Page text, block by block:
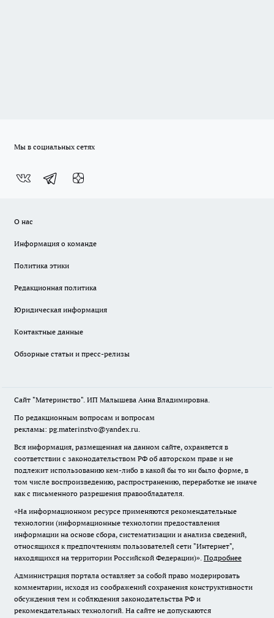
Мы в социальных сетях
О нас
Информация о команде
Политика этики
Редакционная политика
Юридическая информация
Контактные данные
Обзорные статьи и пресс-релизы
Сайт "Материнство". ИП Малышева Анна Владимировна.
По редакционным вопросам и вопросам
рекламы: pg.materinstvo@yandex.ru.
Вся информация, размещенная на данном сайте, охраняется в
соответствии с законодательством РФ об авторском праве и не
подлежит использованию кем-либо в какой бы то ни было форме, в
том числе воспроизведению, распространению, переработке не иначе
как с письменного разрешения правообладателя.
«На информационном ресурсе применяются рекомендательные
технологии (информационные технологии предоставления
информации на основе сбора, систематизации и анализа сведений,
относящихся к предпочтениям пользователей сети "Интернет",
находящихся на территории Российской Федерации)». Подробнее
Администрация портала оставляет за собой право модерировать
комментарии, исходя из соображений сохранения конструктивности
обсуждения тем и соблюдения законодательства РФ и
рекомендательных технологий. На сайте не допускаются